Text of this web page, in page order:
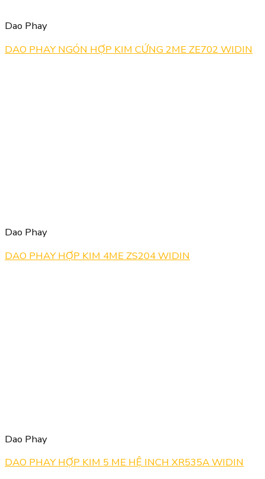
Dao Phay
DAO PHAY NGÓN HỢP KIM CỨNG 2ME ZE702 WIDIN
Dao Phay
DAO PHAY HỢP KIM 4ME ZS204 WIDIN
Dao Phay
DAO PHAY HỢP KIM 5 ME HỆ INCH XR535A WIDIN